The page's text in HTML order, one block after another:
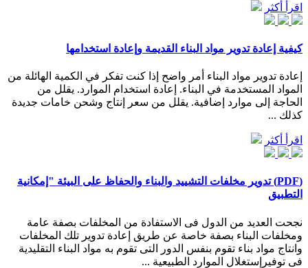
اقرأ أكثر
كيفية إعادة تدوير مواد البناء القديمة وإعادة استخدامها
إعادة تدوير مواد البناء أمر واضح إذا كنت تفكر في الكمية الهائلة من
المواد المستخدمة في البناء. إعادة استخدام الموارد. يقلل من
الحاجة إلى موارد إضافية. يقلل من سعر إنتاج وشحن خامات جديدة
كذلك ...
اقرأ أكثر
(PDF) تدوير مخلفات التشييد والبناء والحفاظ على البيئة "إمكانية
التطبيق
نجحت العديد من الدول فى الاستفادة من المخلفات بصفة عامة
ومخلفات البناء بصفة خاصة عن طريق إعادة تدوير تلك المخلفات
وانتاج مواد بناء تقوم بنفس الدور التى تقوم به مواد البناء التقليدية
فى توفيرإستغلال الموارد الطبيعية ...